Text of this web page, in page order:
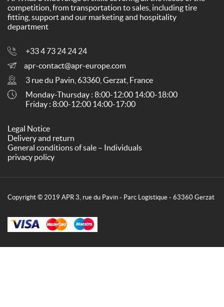
competition, from transportation to sales, including tire
fitting, support and our marketing and hospitality
department
+33 4 73 24 24 24
apr-contact@apr-europe.com
3 rue du Pavin, 63360, Gerzat, France
Monday-Thursday : 8:00-12:00 14:00-18:00
Friday : 8:00-12:00 14:00-17:00
Legal Notice
Delivery and return
General conditions of sale – Individuals
privacy policy
Copyright © 2019 APR 3, rue du Pavin - Parc Logistique - 63360 Gerzat